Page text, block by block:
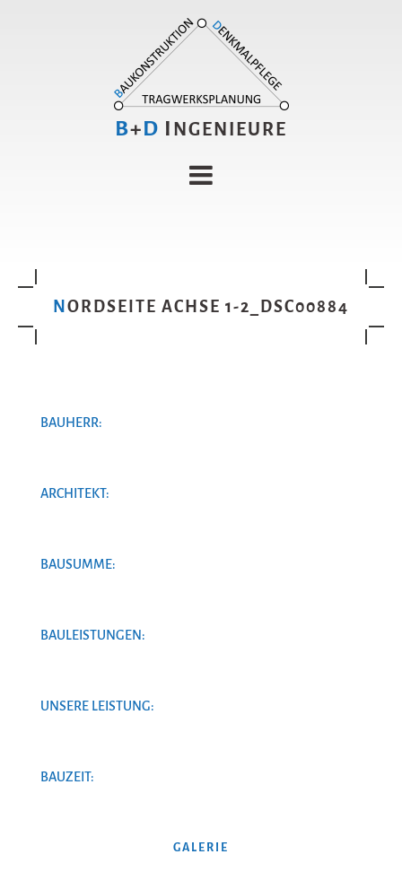
B+D I NGENIEURE
NORDSEITE ACHSE 1-2_DSC00884
BAUHERR:
ARCHITEKT:
BAUSUMME:
BAULEISTUNGEN:
UNSERE LEISTUNG:
BAUZEIT:
GALERIE